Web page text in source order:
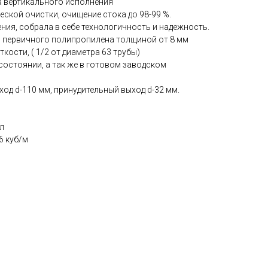
исполнения
очистки, очищение стока до 98-99 %.
собрала в себе технологичность и надежность.
первичного полипропилена толщиной от 8 мм
( 1/2 от диаметра 63 трубы)
а так же в готовом заводском
d-110 мм, принудительный выход d-32 мм.
куб/м